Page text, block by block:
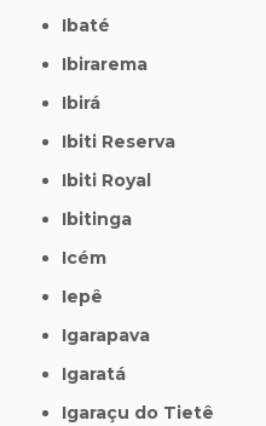
Ibaté
Ibirarema
Ibirá
Ibiti Reserva
Ibiti Royal
Ibitinga
Icém
Iepê
Igarapava
Igaratá
Igaraçu do Tietê